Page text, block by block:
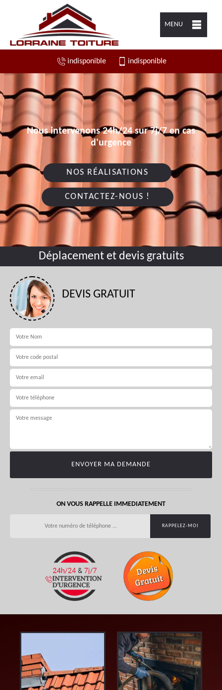
MENU
indisponible indisponible
Nous intervenons 24h/24 sur 7j/7 en cas
d'urgence
NOS RÉALISATIONS
CONTACTEZ-NOUS !
Déplacement et devis gratuits
DEVIS GRATUIT
ON VOUS RAPPELLE IMMEDIATEMENT